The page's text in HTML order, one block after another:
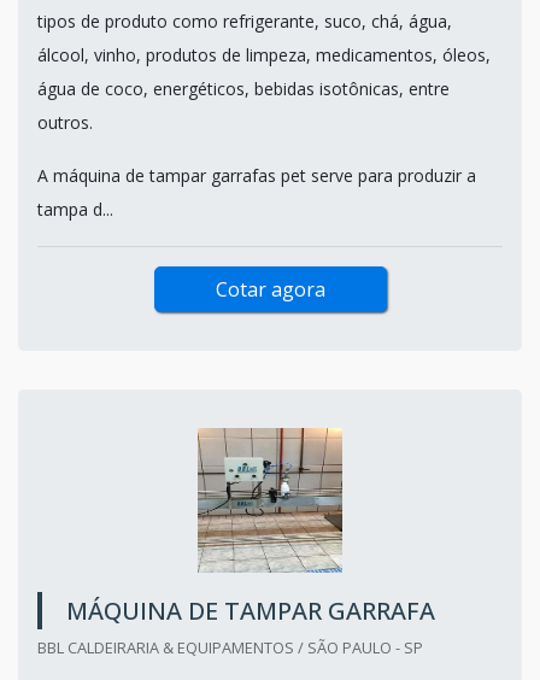
tipos de produto como refrigerante, suco, chá, água,
álcool, vinho, produtos de limpeza, medicamentos, óleos,
água de coco, energéticos, bebidas isotônicas, entre
outros.
A máquina de tampar garrafas pet serve para produzir a
tampa d...
Cotar agora
MÁQUINA DE TAMPAR GARRAFA
BBL CALDEIRARIA & EQUIPAMENTOS / SÃO PAULO - SP